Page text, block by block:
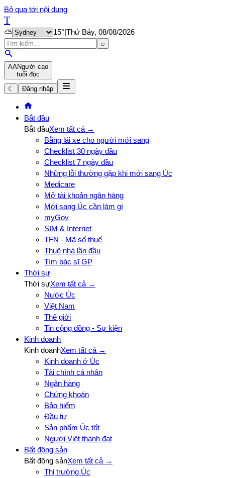
Bỏ qua tới nội dung
T
⛅ 15°|Thứ Bảy, 08/08/2026
⌕
AANgười cao
tuổi đọc
☾
Đăng nhập
Bắt đầu
Bắt đầuXem tất cả →
Bằng lái xe cho người mới sang
Checklist 30 ngày đầu
Checklist 7 ngày đầu
Những lỗi thường gặp khi mới sang Úc
Medicare
Mở tài khoản ngân hàng
Mới sang Úc cần làm gì
myGov
SIM & Internet
TFN - Mã số thuế
Thuê nhà lần đầu
Tìm bác sĩ GP
Thời sự
Thời sựXem tất cả →
Nước Úc
Việt Nam
Thế giới
Tin cộng đồng - Sự kiện
Kinh doanh
Kinh doanhXem tất cả →
Kinh doanh ở Úc
Tài chính cá nhân
Ngân hàng
Chứng khoán
Bảo hiểm
Đầu tư
Sản phẩm Úc tốt
Người Việt thành đạt
Bất động sản
Bất động sảnXem tất cả →
Thị trường Úc